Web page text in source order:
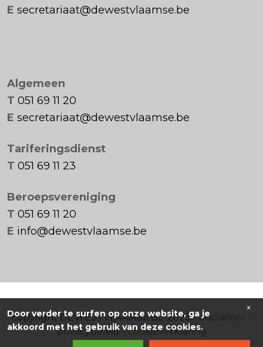
E secretariaat@dewestvlaamse.be
Algemeen
T 051 69 11 20
E secretariaat@dewestvlaamse.be
Tariferingsdienst
T 051 69 11 23
Beroepsvereniging
T 051 69 11 20
E info@dewestvlaamse.be
copyright DEWESTVLAAMSE.BE 2026 -disclaimer -
privacybeleid-cookieverklaring
Door verder te surfen op onze website, ga je
akkoord met het gebruik van deze cookies.
×